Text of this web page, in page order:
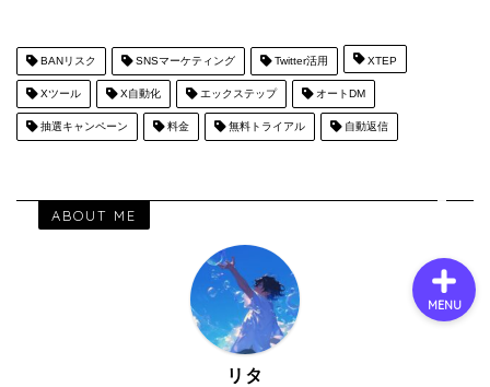
BANリスク SNSマーケティング Twitter活用 XTEP
Xツール X自動化 エックステップ オートDM
抽選キャンペーン 料金 無料トライアル 自動返信
ABOUT ME
リタ
MENU
採用情報